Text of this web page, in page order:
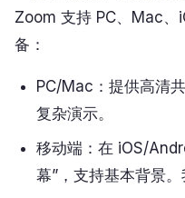
Zoom 支持 PC、Mac、
备：
PC/Mac：提供高清
复杂演示。
移动端：在 iOS/
幕”，支持基本背景。